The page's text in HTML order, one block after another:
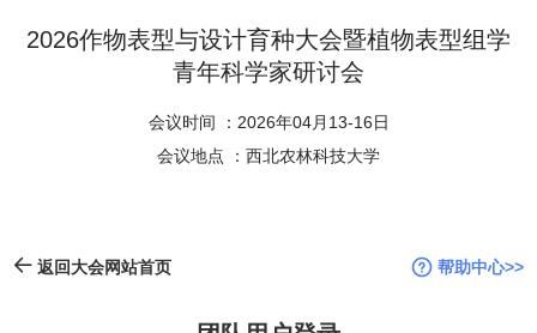
2026作物表型与设计育种大会暨植物表型组学
青年科学家研讨会
会议时间 ：2026年04月13-16日
会议地点 ：西北农林科技大学
返回大会网站首页 帮助中心>>